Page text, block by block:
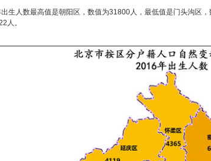
人数最高值是朝阳区，数值为31800人，最低值是门头沟区，
人。